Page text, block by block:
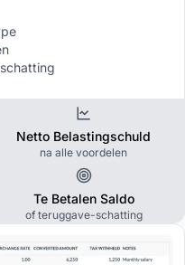
Netto Belastingschuld
na alle voordelen
Te Betalen Saldo
of teruggave-schatting